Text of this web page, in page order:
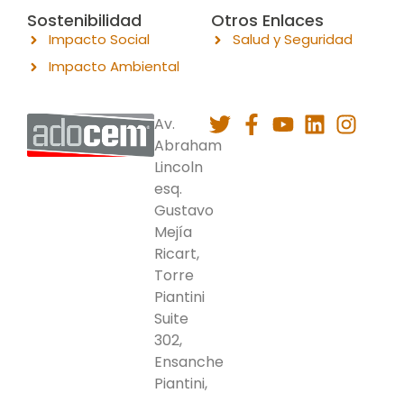
Sostenibilidad
Impacto Social
Impacto Ambiental
Otros Enlaces
Salud y Seguridad
Av.
Abraham
Lincoln
esq.
Gustavo
Mejía
Ricart,
Torre
Piantini
Suite
302,
Ensanche
Piantini,